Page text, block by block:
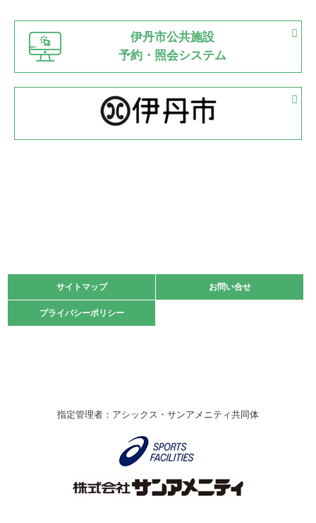
2022.06.12
県知事杯争奪バレーボール大会が開催
緑ケ丘体育館
2022.05.05
体育協会長杯 バドミントン競技の部
2022.05.22
緑ケ丘体育館
2021.10.23
卓球選手権大会ラージボールの部開催☆
伊丹市総合体育大会 バレーボール大会が開催されました
なわとびイベントを開催しました！
伊丹市公共施設
予約・照会システム
サイトマップ お問い合せ
プライバシーポリシー
サイトマップ お問い合せ
プライバシーポリシー
指定管理者：アシックス・サンアメニティ共同体